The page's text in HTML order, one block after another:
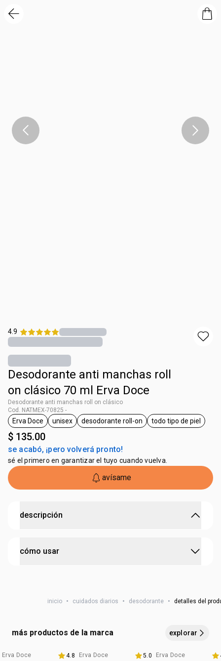
4.9
Desodorante anti manchas roll
on clásico 70 ml Erva Doce
Desodorante anti manchas roll on clásico
Cod. NATMEX-70825 -
etiqueta Erva Doce
Erva Doce
etiqueta unisex
unisex
etiqueta desodorante roll-on
desodorante roll-on
etiqueta todo
todo tipo de piel
$ 135.00
se acabó, ¡pero volverá pronto!
sé el primero en garantizar el tuyo cuando vuelva.
avísame
descripción
48h de frescura sin manchas. Fórmula suave ideal para
cómo usar
completa absorción.
inicio • cuidados diarios • desodorante • detalles del
más productos de la marca explorar
Erva Doce 4.8 Erva Doce 5.0 Más vendidos
Erva Doce